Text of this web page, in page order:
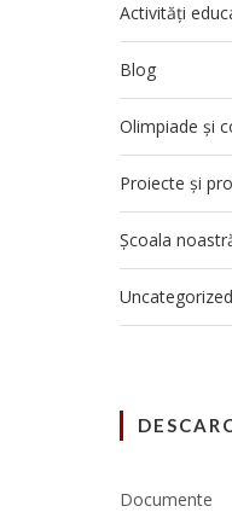
Activități
Blog
Olimpiade și
Proiecte și
Școala
Uncategorized
Documente